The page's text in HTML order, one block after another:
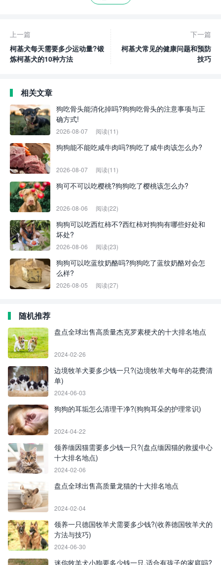
上一篇
柯基犬每天需要多少运动量?锻
炼柯基犬的10种方法
下一篇
柯基犬常见的健康问题和预防
技巧
相关文章
狗吃骨头能消化掉吗?狗狗吃骨头的注意事项与正
确方式!
2026-08-07 阅读(11)
狗狗能不能吃咸牛肉吗?狗吃了咸牛肉该怎么办?
2026-08-07 阅读(11)
狗可不可以吃樱桃?狗狗吃了樱桃该怎么办?
2026-08-06 阅读(22)
狗狗可以吃西红柿不?西红柿对狗狗有哪些好处和
坏处?
2026-08-06 阅读(23)
狗狗可以吃蓝纹奶酪吗?狗狗吃了蓝纹奶酪对会怎
么样?
2026-08-05 阅读(27)
随机推荐
盘点全球出售高质量杰克罗素梗犬的十大排名地点
2024-02-26
边境牧羊犬要多少钱一只?(边境牧羊犬每年的花费清
单)
2024-06-03
狗狗的耳垢怎么清理干净?(狗狗耳朵的护理常识)
2024-04-22
领养缅因猫需要多少钱一只?(盘点缅因猫的救援中心
十大排名地点)
2024-02-06
盘点全球出售高质量龙猫的十大排名地点
2024-02-04
领养一只德国牧羊犬需要多少钱?(收养德国牧羊犬的
方法与技巧)
2024-06-30
迷你牧羊犬小狗要多少钱一只,适合有孩子的家庭吗?